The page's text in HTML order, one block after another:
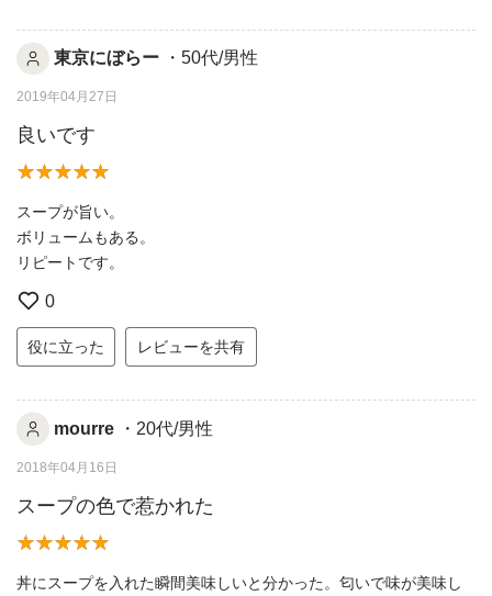
東京にぼらー ・50代/男性
2019年04月27日
良いです
スープが旨い。
ボリュームもある。
リピートです。
0
役に立った レビューを共有
mourre ・20代/男性
2018年04月16日
スープの色で惹かれた
丼にスープを入れた瞬間美味しいと分かった。匂いで味が美味し